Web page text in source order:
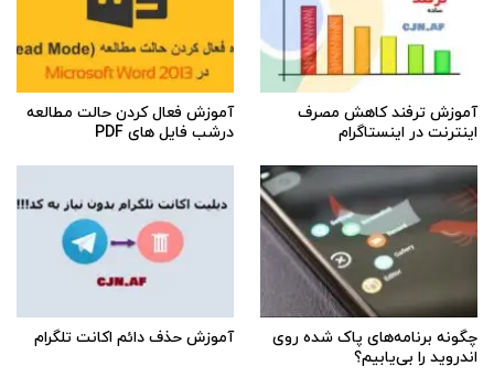
آموزش ترفند کاهش مصرف
اینترنت در اینستاگرام
آموزش فعال کردن حالت مطالعه
درشب فایل های PDF
چگونه برنامه‌های پاک شده روی
اندروید را بی‌یابیم؟
آموزش حذف دائم اکانت تلگرام